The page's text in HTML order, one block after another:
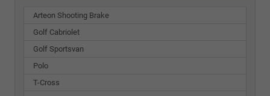
Arteon Shooting Brake
Golf Cabriolet
Golf Sportsvan
Polo
T-Cross